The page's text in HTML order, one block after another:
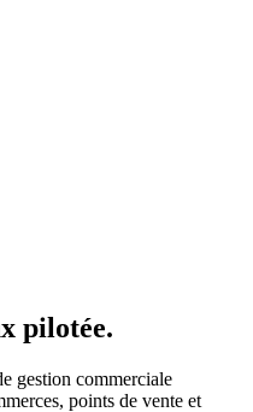
pilotée.
gestion commerciale
points de vente et